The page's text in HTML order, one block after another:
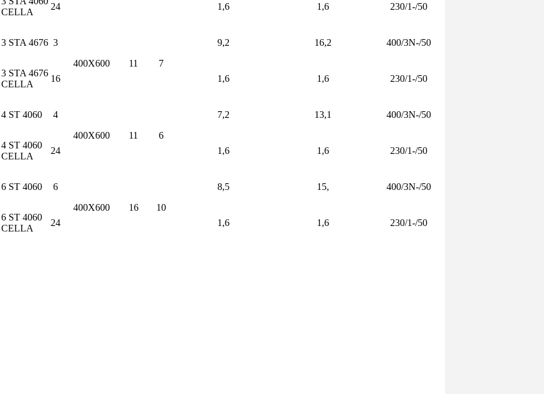
CELLA
24 1,6 1,6 230/1-/50
3 STA 4676 3
400X600
11 7
9,2 16,2 400/3N-/50
3 STA 4676
CELLA
16 1,6 1,6 230/1-/50
4 ST 4060
4
400X600
11 6
7,2 13,1 400/3N-/50
4 ST 4060
CELLA
24 1,6 1,6 230/1-/50
6 ST 4060
6
400X600
16 10
8,5 15, 400/3N-/50
6 ST 4060
CELLA
24 1,6 1,6 230/1-/50